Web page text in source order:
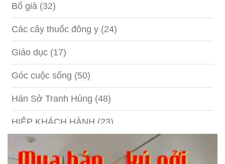
Bố già (32)
Các cây thuốc đông y (24)
Giáo dục (17)
Góc cuộc sống (50)
Hán Sở Tranh Hùng (48)
HIỆP KHÁCH HÀNH (23)
Hồng lâu mộng